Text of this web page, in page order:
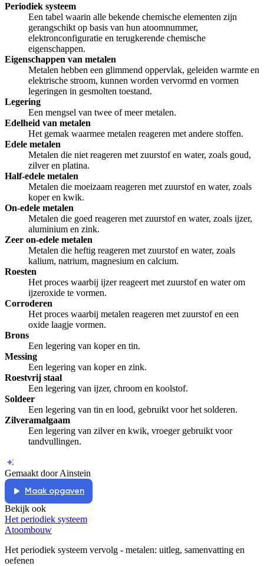
Periodiek systeem
Een tabel waarin alle bekende chemische elementen zijn
gerangschikt op basis van hun atoomnummer,
elektronconfiguratie en terugkerende chemische
eigenschappen.
Eigenschappen van metalen
Metalen hebben een glimmend oppervlak, geleiden warmte en
elektrische stroom, kunnen worden vervormd en vormen
legeringen in gesmolten toestand.
Legering
Een mengsel van twee of meer metalen.
Edelheid van metalen
Het gemak waarmee metalen reageren met andere stoffen.
Edele metalen
Metalen die niet reageren met zuurstof en water, zoals goud,
zilver en platina.
Half-edele metalen
Metalen die moeizaam reageren met zuurstof en water, zoals
koper en kwik.
On-edele metalen
Metalen die goed reageren met zuurstof en water, zoals ijzer,
aluminium en zink.
Zeer on-edele metalen
Metalen die heftig reageren met zuurstof en water, zoals
kalium, natrium, magnesium en calcium.
Roesten
Het proces waarbij ijzer reageert met zuurstof en water om
ijzeroxide te vormen.
Corroderen
Het proces waarbij metalen reageren met zuurstof en een
oxide laagje vormen.
Brons
Een legering van koper en tin.
Messing
Een legering van koper en zink.
Roestvrij staal
Een legering van ijzer, chroom en koolstof.
Soldeer
Een legering van tin en lood, gebruikt voor het solderen.
Zilveramalgaam
Een legering van zilver en kwik, vroeger gebruikt voor
tandvullingen.
Gemaakt door Ainstein
Maak opgaven
Bekijk ook
Het periodiek systeem
Atoombouw
Het periodiek systeem vervolg - metalen: uitleg, samenvatting en
oefenen